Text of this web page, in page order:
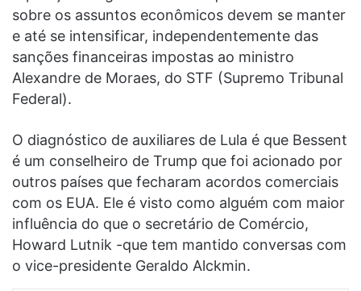
sobre os assuntos econômicos devem se manter
e até se intensificar, independentemente das
sanções financeiras impostas ao ministro
Alexandre de Moraes, do STF (Supremo Tribunal
Federal).
O diagnóstico de auxiliares de Lula é que Bessent
é um conselheiro de Trump que foi acionado por
outros países que fecharam acordos comerciais
com os EUA. Ele é visto como alguém com maior
influência do que o secretário de Comércio,
Howard Lutnik -que tem mantido conversas com
o vice-presidente Geraldo Alckmin.